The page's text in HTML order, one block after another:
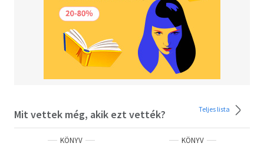
A szerző hálásan fogad minden olyan kritikai megjegyzést
és tanácsot, melyet olvasóitól könyve második kiadására
vonatkozólag kap. Vissza
Bevezetés 9
Az érzelmek mint a környező valóság visszatükröződései
35
Az érzelmek keletkezésének és tudatosulásának
Mit vettek még, akik ezt vették? Teljes lista
KÖNYV KÖNYV